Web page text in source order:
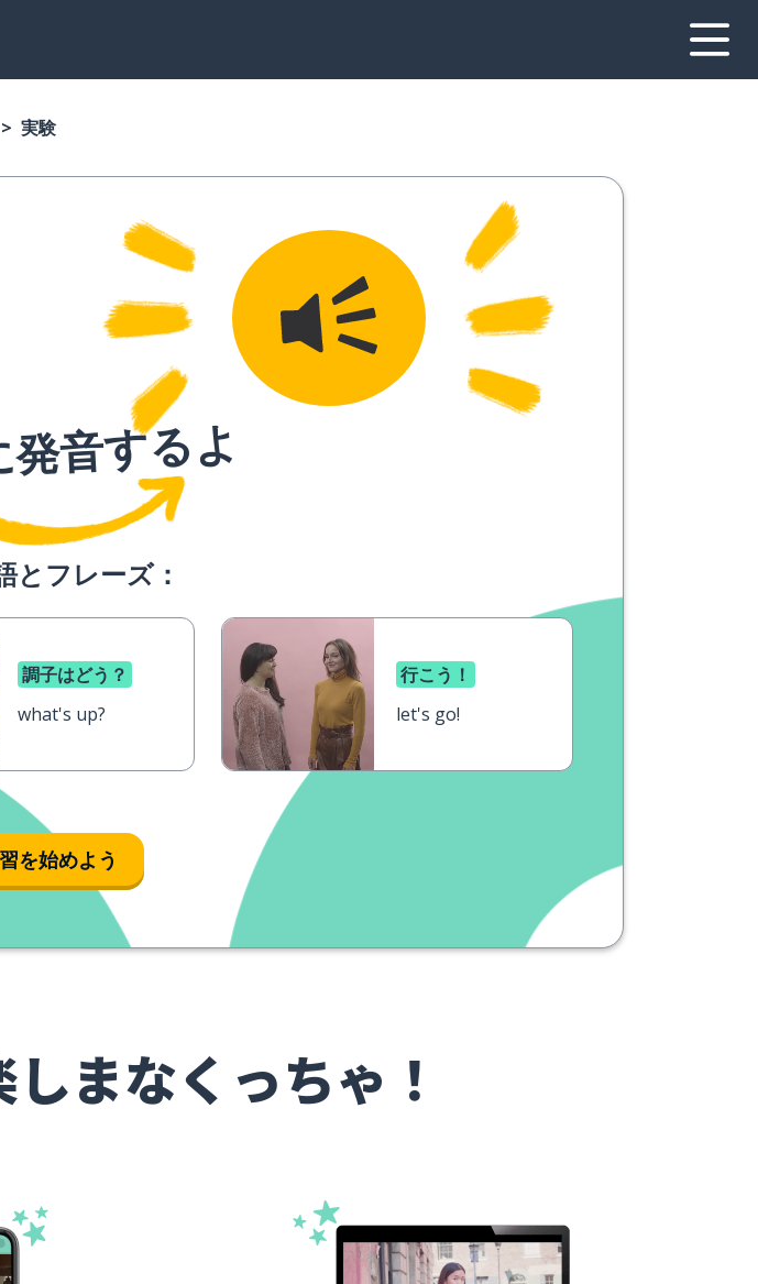
実験
音するよ
とフレーズ：
調子はどう？
what's up?
行こう！
let's go!
を始めよう
まなくっちゃ！